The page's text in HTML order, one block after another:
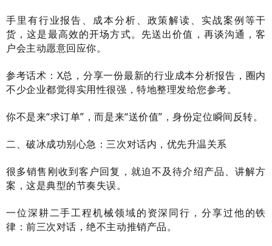
手里有行业报告、成本分析、政策解读、实战案例等干
货，这是最高效的开场方式。先送出价值，再谈沟通，客
户会主动愿意回应你。
参考话术：X总，分享一份最新的行业成本分析报告，圈内
不少企业都觉得实用性很强，特地整理发给您参考。
你不是来“求订单”，而是来“送价值”，身份定位瞬间反转。
二、破冰成功别心急：三次对话内，优先升温关系
很多销售刚收到客户回复，就迫不及待介绍产品、讲解方
案，这是典型的节奏失误。
一位深耕二手工程机械领域的资深同行，分享过他的铁
律：前三次对话，绝不主动推销产品。